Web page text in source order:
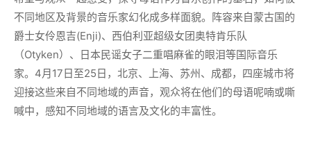
不同地区及背景的音乐家幻化成多样面貌。阵容来自蒙古国的
爵士女伶恩吉(Enji)、西伯利亚超级女团奥特肯乐队
（Otyken）、日本民谣女子二重唱麻雀的眼泪等国际音乐
家。4月17日至25日，北京、上海、苏州、成都，四座城市将
迎接这些来自不同地域的声音，观众将在他们的母语呢喃或嘶
喊中，感知不同地域的语言及文化的丰富性。